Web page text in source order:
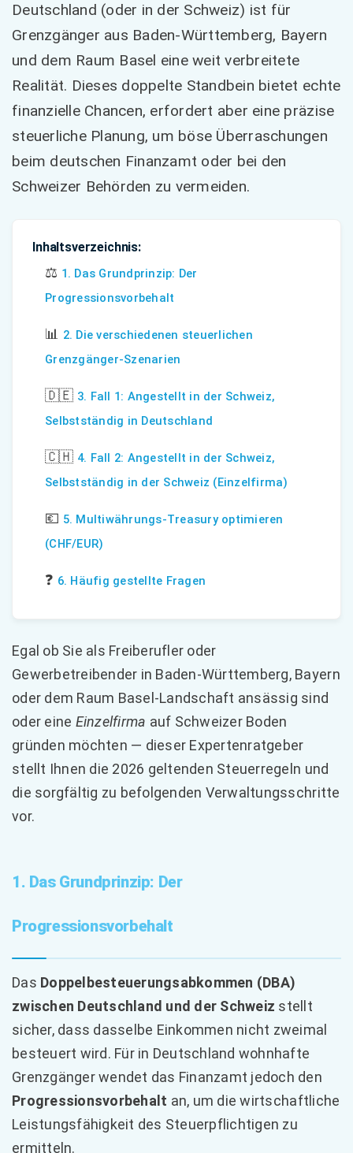
Deutschland (oder in der Schweiz) ist für
Grenzgänger aus Baden-Württemberg, Bayern
und dem Raum Basel eine weit verbreitete
Realität. Dieses doppelte Standbein bietet echte
finanzielle Chancen, erfordert aber eine präzise
steuerliche Planung, um böse Überraschungen
beim deutschen Finanzamt oder bei den
Schweizer Behörden zu vermeiden.
Inhaltsverzeichnis:
⚖️ 1. Das Grundprinzip: Der
Progressionsvorbehalt
📊 2. Die verschiedenen steuerlichen
Grenzgänger-Szenarien
🇩🇪 3. Fall 1: Angestellt in der Schweiz,
Selbstständig in Deutschland
🇨🇭 4. Fall 2: Angestellt in der Schweiz,
Selbstständig in der Schweiz (Einzelfirma)
💶 5. Multiwährungs-Treasury optimieren
(CHF/EUR)
❓ 6. Häufig gestellte Fragen
Egal ob Sie als Freiberufler oder
Gewerbetreibender in Baden-Württemberg, Bayern
oder dem Raum Basel-Landschaft ansässig sind
oder eine Einzelfirma auf Schweizer Boden
gründen möchten — dieser Expertenratgeber
stellt Ihnen die 2026 geltenden Steuerregeln und
die sorgfältig zu befolgenden Verwaltungsschritte
vor.
1. Das Grundprinzip: Der
Progressionsvorbehalt
Das Doppelbesteuerungsabkommen (DBA)
zwischen Deutschland und der Schweiz stellt
sicher, dass dasselbe Einkommen nicht zweimal
besteuert wird. Für in Deutschland wohnhafte
Grenzgänger wendet das Finanzamt jedoch den
Progressionsvorbehalt an, um die wirtschaftliche
Leistungsfähigkeit des Steuerpflichtigen zu
ermitteln.